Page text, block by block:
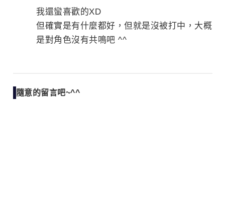
我還蠻喜歡的XD
但確實是有什麼都好，但就是沒被打中，大概
是對角色沒有共鳴吧 ^^
隨意的留言吧~^^